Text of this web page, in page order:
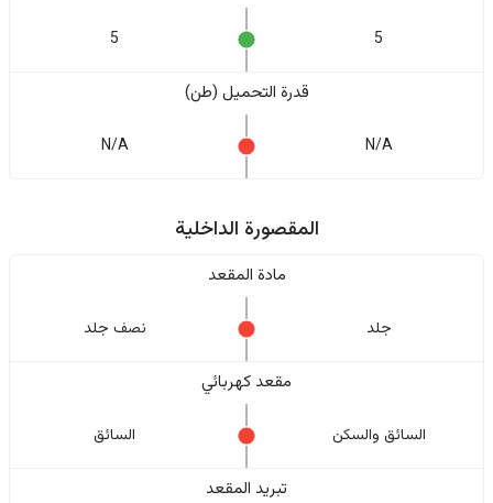
5
5
قدرة التحميل (طن)
N/A
N/A
المقصورة الداخلية
مادة المقعد
جلد نصف جلد
مقعد كهربائي
السائق والسکن السائق
تبريد المقعد